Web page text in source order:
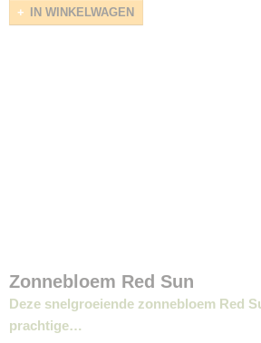
IN WINKELWAGEN
Zonnebloem Red Sun
Deze snelgroeiende zonnebloem Red
prachtige…